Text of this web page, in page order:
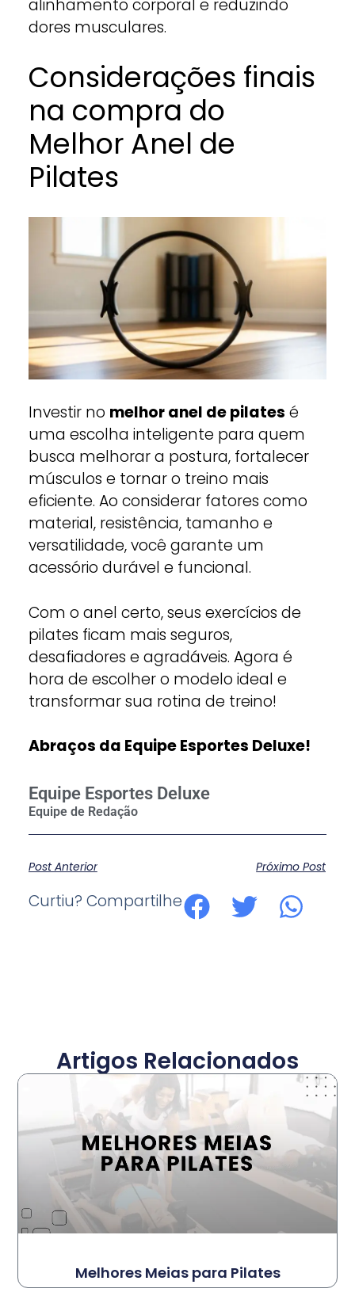
alinhamento corporal e reduzindo
dores musculares.
Considerações finais
na compra do
Melhor Anel de
Pilates
Investir no melhor anel de pilates é
uma escolha inteligente para quem
busca melhorar a postura, fortalecer
músculos e tornar o treino mais
eficiente. Ao considerar fatores como
material, resistência, tamanho e
versatilidade, você garante um
acessório durável e funcional.
Com o anel certo, seus exercícios de
pilates ficam mais seguros,
desafiadores e agradáveis. Agora é
hora de escolher o modelo ideal e
transformar sua rotina de treino!
Abraços da Equipe Esportes Deluxe!
Equipe Esportes Deluxe
Post Anterior Próximo Post
Curtiu? Compartilhe
Artigos Relacionados
Melhores Meias para Pilates